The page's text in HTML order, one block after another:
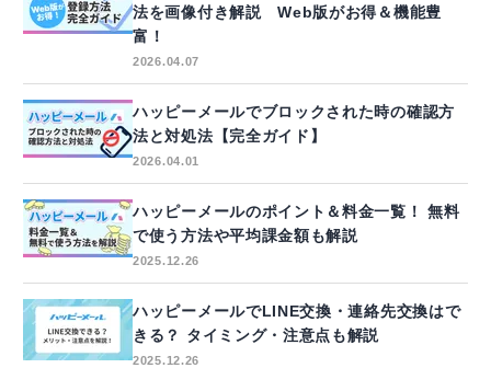
法を画像付き解説 Web版がお得＆機能豊
富！
2026.04.07
ハッピーメールでブロックされた時の確認方
法と対処法【完全ガイド】
2026.04.01
ハッピーメールのポイント＆料金一覧！ 無料
で使う方法や平均課金額も解説
2025.12.26
ハッピーメールでLINE交換・連絡先交換はで
きる？ タイミング・注意点も解説
2025.12.26